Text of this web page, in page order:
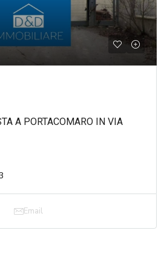
A PORTACOMARO IN VIA
Email